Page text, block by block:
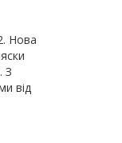
Нова
З
від